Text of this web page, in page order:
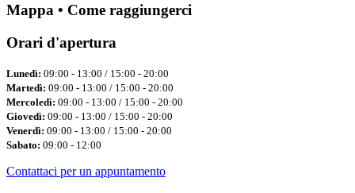
Mappa • Come raggiungerci
Orari d'apertura
Lunedì: 09:00 - 13:00 / 15:00 - 20:00
Martedì: 09:00 - 13:00 / 15:00 - 20:00
Mercoledì: 09:00 - 13:00 / 15:00 - 20:00
Giovedì: 09:00 - 13:00 / 15:00 - 20:00
Venerdì: 09:00 - 13:00 / 15:00 - 20:00
Sabato: 09:00 - 12:00
Contattaci per un appuntamento